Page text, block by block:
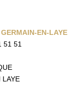
EN-LAYE
51 51
LAYE